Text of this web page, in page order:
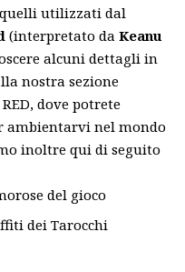
quelli utilizzati dal
(interpretato da Keanu
alcuni dettagli in
nostra sezione
dove potrete
ambientarvi nel mondo
inoltre qui di seguito
del gioco
dei Tarocchi